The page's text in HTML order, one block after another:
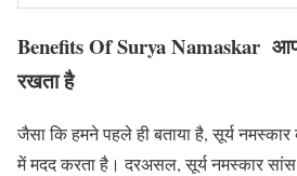
Benefits Of Surya Namaskar
रखता है
जैसा कि हमने पहले ही बताया है, सूर्य नमस्कार
में मदद करता है। दरअसल, सूर्य नमस्कार